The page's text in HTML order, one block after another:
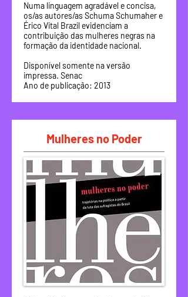
Numa linguagem agradável e concisa,
os/as autores/as Schuma Schumaher e
Érico Vital Brazil evidenciam a
contribuição das mulheres negras na
formação da identidade nacional.
Disponível somente na versão
impressa. Senac
Ano de publicação: 2013
Mulheres no Poder